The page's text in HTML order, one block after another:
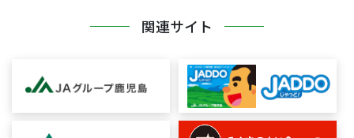
関連サイト